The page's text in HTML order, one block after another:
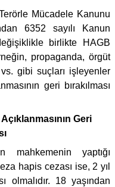
Mücadele Kanunu
6352 sayılı Kanun
birlikte HAGB
propaganda, örgüt
gibi suçları işleyenler
geri bırakılması
Geri
mahkemenin yaptığı
hapis cezası ise, 2 yıl
18 yaşından